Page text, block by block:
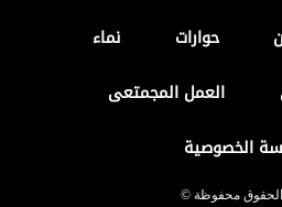
حوارات
نماء
العمل المجمتعى
الخصوصية
محفوظة ©